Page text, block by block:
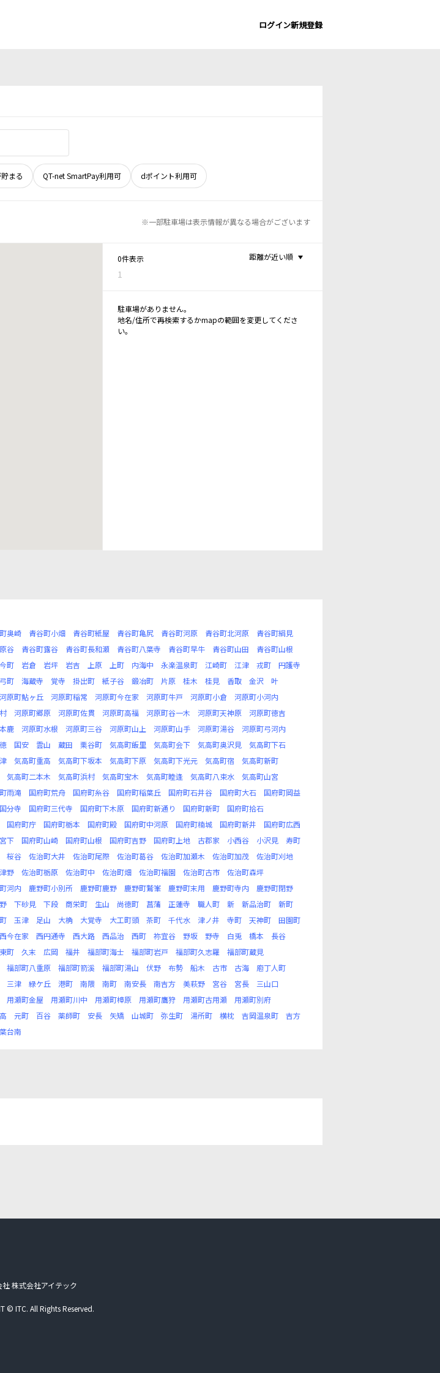
ログイン新規登録
まる QT-net SmartPay利用可 dポイント利用可
※一部駐車場は表示情報が異なる場合がございます
0件表示
1
距離が近い順
駐車場がありません。
地名/住所で再検索するかmapの範囲を変更してくださ
い。
奥崎 青谷町小畑 青谷町紙屋 青谷町亀尻 青谷町河原 青谷町北河原
青谷町絹見
谷 青谷町露谷 青谷町長和瀬 青谷町八葉寺 青谷町早牛 青谷町山田
青谷町山根
今町 岩倉 岩坪 岩吉 上原 上町 内海中 永楽温泉町 江崎町 江津 戎町
円護寺
町 海蔵寺 覚寺 掛出町 紙子谷 鍛冶町 片原 桂木 桂見 香取 金沢
叶
河原町鮎ヶ丘 河原町稲常 河原町今在家 河原町牛戸 河原町小倉
河原町小河内
河原町郷原 河原町佐貫 河原町高福 河原町谷一木 河原町天神原
河原町徳吉
鹿 河原町水根 河原町三谷 河原町山上 河原町山手 河原町湯谷
河原町弓河内
国安 雲山 蔵田 栗谷町 気高町飯里 気高町会下 気高町奥沢見
気高町下石
気高町重高 気高町下坂本 気高町下原 気高町下光元 気高町宿
気高町新町
気高町二本木 気高町浜村 気高町宝木 気高町睦逢 気高町八束水
気高町山宮
雨滝 国府町荒舟 国府町糸谷 国府町稲葉丘 国府町石井谷 国府町大石
国府町岡益
分寺 国府町三代寺 国府町下木原 国府町新通り 国府町新町
国府町拾石
国府町庁 国府町栃本 国府町殿 国府町中河原 国府町楠城 国府町新井
国府町広西
下 国府町山崎 国府町山根 国府町吉野 国府町上地 古郡家 小西谷 小沢見
寿町
桜谷 佐治町大井 佐治町尾際 佐治町葛谷 佐治町加瀬木 佐治町加茂
佐治町刈地
野 佐治町栃原 佐治町中 佐治町畑 佐治町福園 佐治町古市
佐治町森坪
河内 鹿野町小別所 鹿野町鹿野 鹿野町鷲峯 鹿野町末用 鹿野町寺内
鹿野町閉野
下砂見 下段 商栄町 生山 尚徳町 菖蒲 正蓮寺 職人町 新 新品治町
新町
玉津 足山 大桷 大覚寺 大工町頭 茶町 千代水 津ノ井 寺町 天神町
田園町
西今在家 西円通寺 西大路 西品治 西町 祢宜谷 野坂 野寺 白兎 橋本
長谷
東町 久末 広岡 福井 福部町海士 福部町岩戸 福部町久志羅
福部町蔵見
福部町八重原 福部町箭溪 福部町湯山 伏野 布勢 船木 古市 古海
庖丁人町
三津 緑ケ丘 港町 南隈 南町 南安長 南吉方 美萩野 宮谷 宮長
三山口
用瀬町金屋 用瀬町川中 用瀬町樟原 用瀬町鷹狩 用瀬町古用瀬
用瀬町別府
元町 百谷 薬師町 安長 矢矯 山城町 弥生町 湯所町 横枕 吉岡温泉町
吉方
台南
社 株式会社アイテック
© ITC. All Rights Reserved.